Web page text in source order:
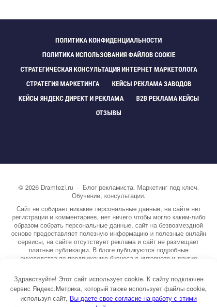
ПОЛИТИКА КОНФИДЕНЦИАЛЬНОСТИ
ПОЛИТИКА ИСПОЛЬЗОВАНИЯ ФАЙЛОВ COOKIE
СТРАТЕГИЧЕСКАЯ КОНСУЛЬТАЦИЯ ИНТЕРНЕТ МАРКЕТОЛОГА
СТРАТЕГИЯ МАРКЕТИНГА
КЕЙСЫ РЕКЛАМА ЗАВОДО
КЕЙСЫ ЯНДЕКС ДИРЕКТ И РЕКЛАМА
B2B РЕКЛАМА КЕЙСЫ
ОТЗЫВЫ
© 2026 Dramtezi.ru· Блог рекламиста. Маркетинг под ключ.
Обучение, консультации.
Сайт не собирает никакие персональные данные, на сайте нет
регистрации и комментариев, нет ничего чтобы могло каким-либо
образом собрать персональные данные, сайт на безвозмездной
основе предоставляет полезную информацию и полезные онлайн
сервисы, на сайте отсутствует реклама и сайт не размещает
платные публикации. В блоге публикуются подробные
руководства по продвижению бизнеса в интернете и другие
информацию о маркетинге, рекламе, копирайтинге и другие темы.
На сайте опубликовано более 3000 статей.
Здравствуйте! Этот сайт использует cookie. К сайту подключен
сервис Яндекс.Метрика, который также использует файлы cookie,
используя сайт, ы даете свое согласие на работу с этими